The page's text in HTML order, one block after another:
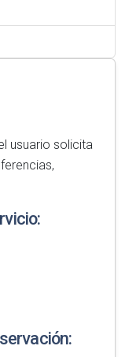
usuario solicita